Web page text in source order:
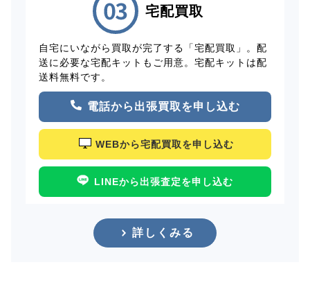
宅配買取
自宅にいながら買取が完了する「宅配買取」。配
送に必要な宅配キットもご用意。宅配キットは配
送料無料です。
電話から出張買取を申し込む
WEBから宅配買取を申し込む
LINEから出張査定を申し込む
詳しくみる